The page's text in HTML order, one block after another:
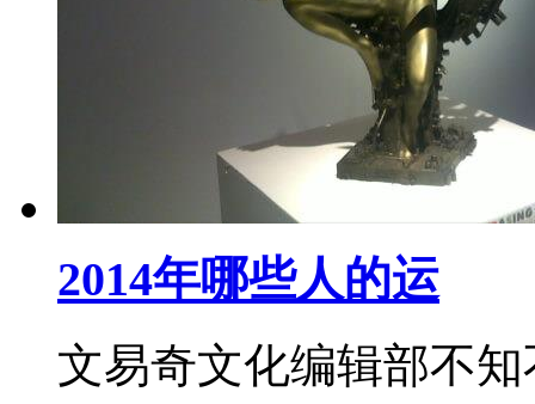
2014年哪些人的运
文易奇文化编辑部不